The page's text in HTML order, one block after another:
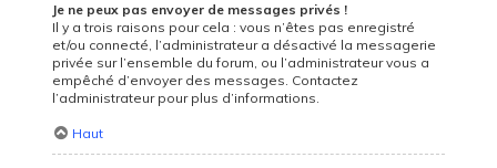
Je ne peux pas envoyer de messages privés !
Il y a trois raisons pour cela : vous n’êtes pas enregistré
et/ou connecté, l’administrateur a désactivé la messagerie
privée sur l’ensemble du forum, ou l’administrateur vous a
empêché d’envoyer des messages. Contactez
l’administrateur pour plus d’informations.
Haut